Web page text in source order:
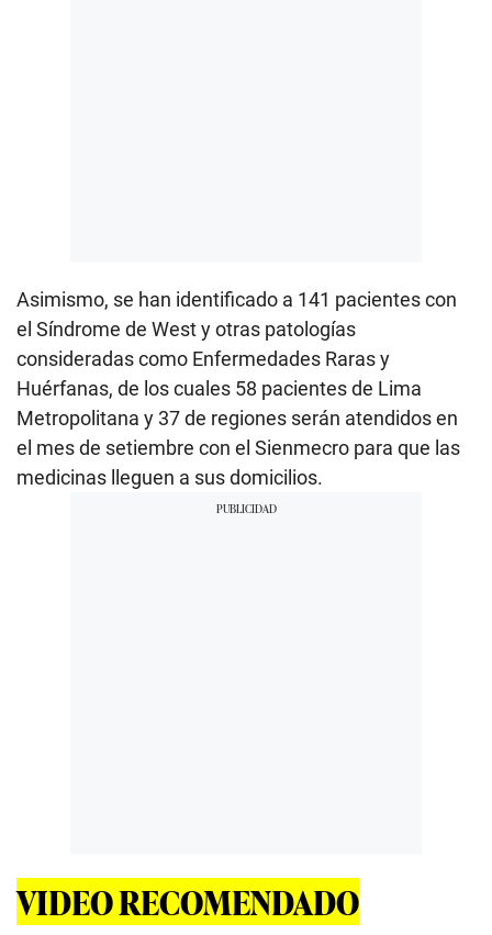
Asimismo, se han identificado a 141 pacientes con
el Síndrome de West y otras patologías
consideradas como Enfermedades Raras y
Huérfanas, de los cuales 58 pacientes de Lima
Metropolitana y 37 de regiones serán atendidos en
el mes de setiembre con el Sienmecro para que las
medicinas lleguen a sus domicilios.
VIDEO RECOMENDADO